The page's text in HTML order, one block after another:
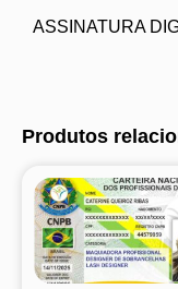
ASSINATURA
Produtos